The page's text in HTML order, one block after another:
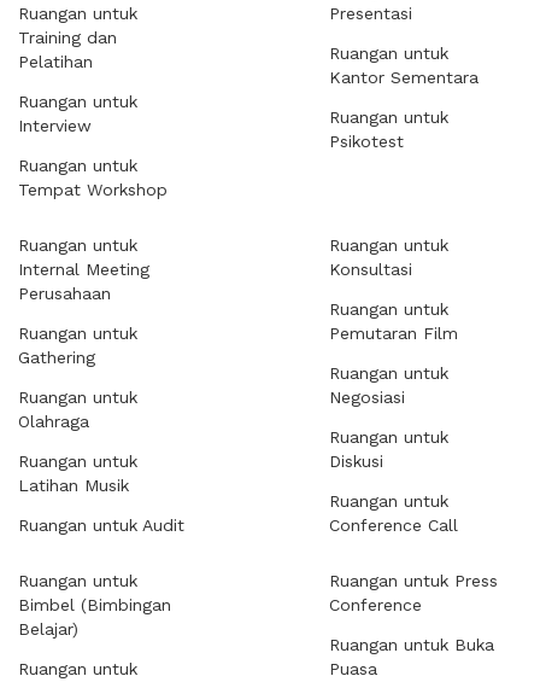
Ruangan untuk
Training dan
Pelatihan
Ruangan untuk
Interview
Ruangan untuk
Tempat Workshop
Presentasi
Ruangan untuk
Kantor Sementara
Ruangan untuk
Psikotest
Ruangan untuk
Internal Meeting
Perusahaan
Ruangan untuk
Gathering
Ruangan untuk
Olahraga
Ruangan untuk
Latihan Musik
Ruangan untuk Audit
Ruangan untuk
Konsultasi
Ruangan untuk
Pemutaran Film
Ruangan untuk
Negosiasi
Ruangan untuk
Diskusi
Ruangan untuk
Conference Call
Ruangan untuk
Bimbel (Bimbingan
Belajar)
Ruangan untuk
Ruangan untuk Press
Conference
Ruangan untuk Buka
Puasa